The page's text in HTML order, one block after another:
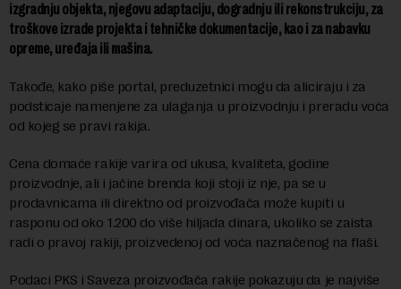
izgradnju objekta, njegovu adaptaciju, dogradnju ili rekonstrukciju, za
troškove izrade projekta i tehničke dokumentacije, kao i za nabavku
opreme, uređaja ili mašina.
Takođe, kako piše portal, preduzetnici mogu da aliciraju i za
podsticaje namenjene za ulaganja u proizvodnju i preradu voća
od kojeg se pravi rakija.
Cena domaće rakije varira od ukusa, kvaliteta, godine
proizvodnje, ali i jačine brenda koji stoji iz nje, pa se u
prodavnicama ili direktno od proizvođača može kupiti u
rasponu od oko 1.200 do više hiljada dinara, ukoliko se zaista
radi o pravoj rakiji, proizvedenoj od voća naznačenog na flaši.
Podaci PKS i Saveza proizvođača rakije pokazuju da je najviše